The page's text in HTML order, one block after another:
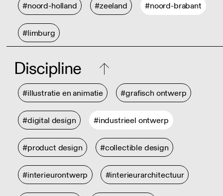
#noord-holland #zeeland #noord-brabant
#limburg
Discipline
#illustratie en animatie #grafisch ontwerp
#digital design #industrieel ontwerp
#product design #collectible design
#interieurontwerp #interieurarchitectuur